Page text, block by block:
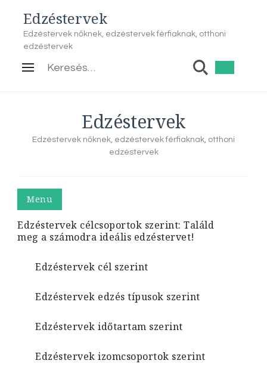
Edzéstervek
Edzéstervek nőknek, edzéstervek férfiaknak, otthoni
edzéstervek
Keresés:
Edzéstervek
Edzéstervek nőknek, edzéstervek férfiaknak, otthoni
edzéstervek
Menu
Edzéstervek célcsoportok szerint: Találd
meg a számodra ideális edzéstervet!
Edzéstervek cél szerint
Edzéstervek edzés típusok szerint
Edzéstervek időtartam szerint
Edzéstervek izomcsoportok szerint